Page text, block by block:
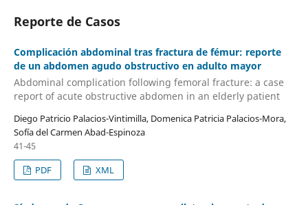
Reporte de Casos
Complicación abdominal tras fractura de fémur: reporte
de un abdomen agudo obstructivo en adulto mayor
Abdominal complication following femoral fracture: a case
report of acute obstructive abdomen in an elderly patient
Diego Patricio Palacios-Vintimilla, Domenica Patricia Palacios-Mora,
Sofía del Carmen Abad-Espinoza
41-45
PDF
XML